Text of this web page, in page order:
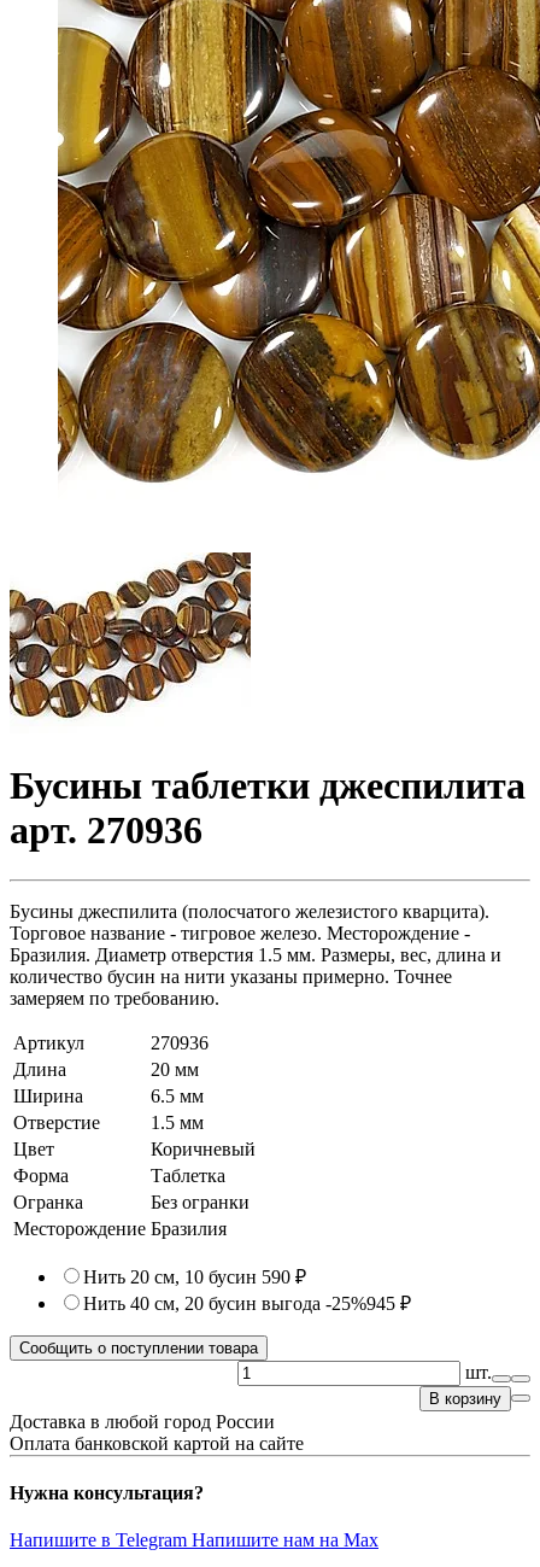
Бусины таблетки джеспилита
арт. 270936
Бусины джеспилита (полосчатого железистого кварцита).
Торговое название - тигровое железо. Месторождение -
Бразилия. Диаметр отверстия 1.5 мм. Размеры, вес, длина и
количество бусин на нити указаны примерно. Точнее
замеряем по требованию.
Артикул
270936
Длина
20 мм
Ширина
6.5 мм
Отверстие
1.5 мм
Цвет
Коричневый
Форма
Таблетка
Огранка
Без огранки
Месторождение Бразилия
Нить 20 см, 10 бусин 590 ₽
Нить 40 см, 20 бусин выгода -25%945 ₽
Сообщить о поступлении товара
шт.
В корзину
Доставка в любой город России
Оплата банковской картой на сайте
Нужна консультация?
Напишите в Telegram Напишите нам на Max